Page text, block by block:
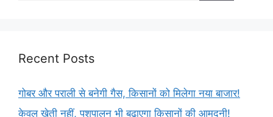
Recent Posts
गोबर और पराली से बनेगी गैस, किसानों को मिलेगा नया बाजार!
केवल खेती नहीं, पशुपालन भी बढ़ाएगा किसानों की आमदनी!